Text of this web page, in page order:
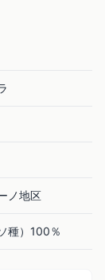
ノ地区
種）100％